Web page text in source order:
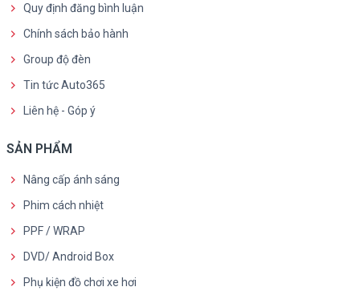
Quy định đăng bình luận
Chính sách bảo hành
Group độ đèn
Tin tức Auto365
Liên hệ - Góp ý
SẢN PHẨM
Nâng cấp ánh sáng
Phim cách nhiệt
PPF / WRAP
DVD/ Android Box
Phụ kiện đồ chơi xe hơi